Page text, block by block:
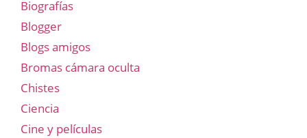
Biografías
Blogger
Blogs amigos
Bromas cámara oculta
Chistes
Ciencia
Cine y películas